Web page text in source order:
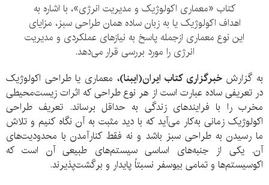
کتاب «معماری اکولوژیک و مدیریت انرژی»، با اشاره به
اهداف اکولوژیک یا به زبان ساده همان طراحی سبز، مزایای
این نوع معماری ازجمله پاسخ به نیازهای عملکردی و مدیریت
انرژی را مورد بررسی قرار می‌دهد.
به گزارشخبرگزاری کتاب ایران(ایبنا)، معماری یا طراحی اکولوژیک
در تعریفی ساده عبارت است از هر نوع طراحی که اثرات زیست‌محیطی
مخرب را با فرایندهای زندگی به حداقل برساند. تعریف طراحی
اکولوژیک زمانی به‌کار می‌آید که با دید مثبت به آن نگاه کنیم و تلاش
ما رسیدن به طراحی سبز باشد و نه فقط کنارآمدن با محدودیت‌های
آن. یکی از جنبه‌های اساسی سیستم‌های طبیعی آن است که
اکوسیستم‌ها و تمامی بیوسفر نسبتاً پایدار و برگشت‌پذیرند.